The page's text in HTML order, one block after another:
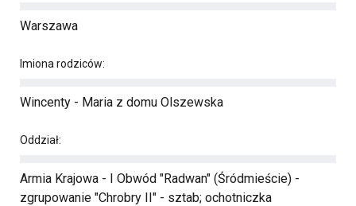
Warszawa
Imiona rodziców:
Wincenty - Maria z domu Olszewska
Oddział:
Armia Krajowa - I Obwód "Radwan" (Śródmieście) -
zgrupowanie "Chrobry II" - sztab; ochotniczka